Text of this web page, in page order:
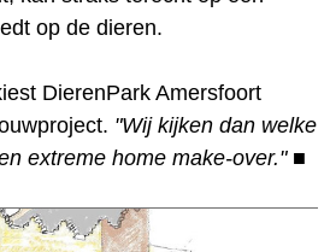
op de dieren.
DierenPark Amersfoort
"Wij kijken dan welke
extreme home make-over." ■